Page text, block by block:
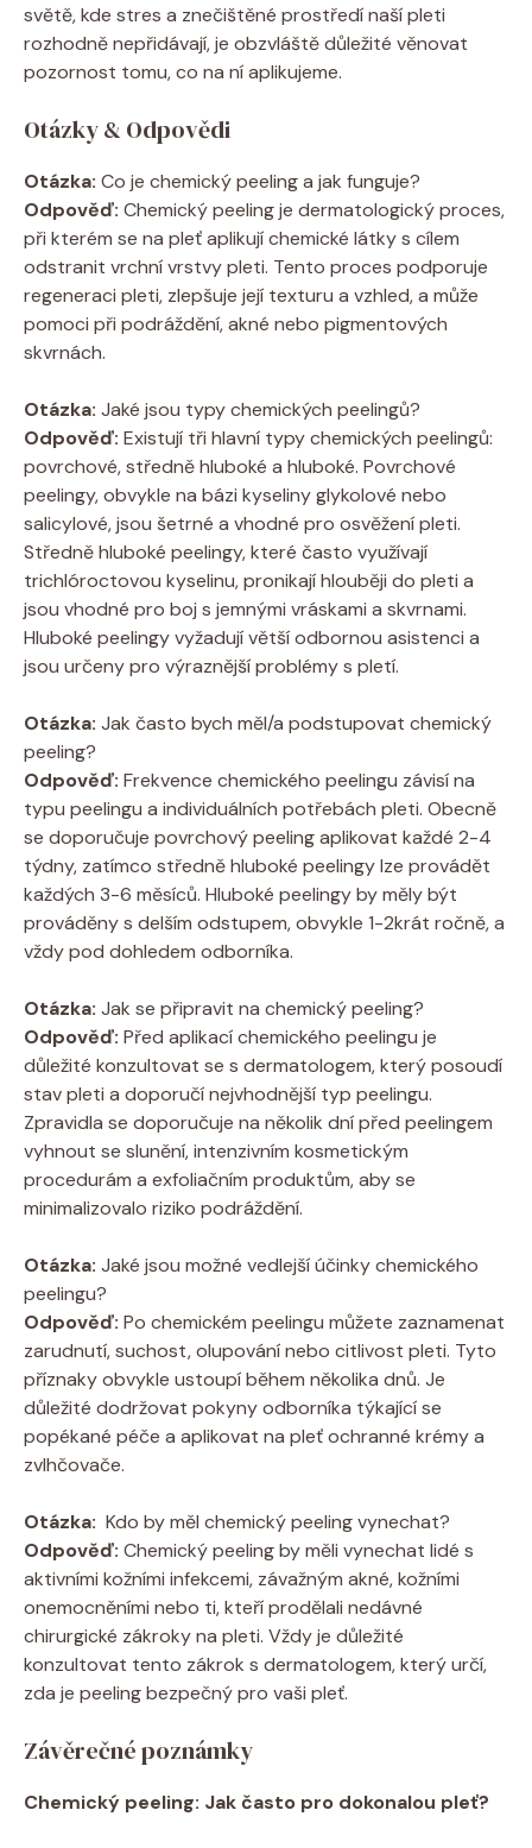
světě, kde stres a znečištěné prostředí⁢ naší pleti
rozhodně nepřidávají, je obzvláště důležité‌ věnovat
pozornost tomu, co na ní ⁤aplikujeme.
Otázky & Odpovědi
Otázka: Co je chemický peeling a jak funguje? ⁢
Odpověď: Chemický peeling je dermatologický proces,‌
při kterém se na ‌pleť aplikují chemické látky s cílem
odstranit vrchní vrstvy pleti. Tento proces podporuje
regeneraci pleti, zlepšuje její texturu a vzhled, ‌a může
pomoci při podráždění, ⁤akné nebo⁣ pigmentových
skvrnách.
Otázka: Jaké jsou ⁢typy chemických peelingů? ⁣
Odpověď: Existují⁢ tři hlavní typy chemických peelingů:
povrchové, středně hluboké a ​hluboké. Povrchové
peelingy, obvykle na bázi kyseliny glykolové ‍nebo
⁢salicylové, jsou šetrné a vhodné pro osvěžení pleti.
⁣Středně hluboké peelingy, které ​často využívají
trichlóroctovou kyselinu, pronikají hlouběji do pleti a
jsou vhodné pro boj s jemnými vráskami a skvrnami.
Hluboké peelingy vyžadují větší​ odbornou asistenci ‍a
jsou určeny pro výraznější problémy s ‍pletí.
Otázka: Jak často bych měl/a podstupovat chemický
peeling?
Odpověď: Frekvence chemického peelingu závisí na
typu ​peelingu a individuálních potřebách pleti. Obecně
se ⁣doporučuje povrchový peeling aplikovat každé 2-4
týdny, zatímco středně ⁤hluboké⁢ peelingy lze provádět
každých ‌3-6 ‍měsíců. Hluboké peelingy by ‌měly být
prováděny s⁤ delším odstupem, obvykle 1-2krát ročně, a
vždy pod dohledem odborníka.
Otázka: Jak se připravit ⁤na chemický peeling?
Odpověď: Před aplikací chemického peelingu je
‌důležité konzultovat se s dermatologem, který ⁣posoudí
⁤stav ⁢pleti a doporučí nejvhodnější typ peelingu.
Zpravidla ⁣se doporučuje na několik dní před peelingem
vyhnout se slunění, intenzivním kosmetickým
procedurám a exfoliačním produktům, aby se
minimalizovalo riziko podráždění.
Otázka: Jaké jsou ​možné‌ vedlejší účinky chemického
peelingu?
Odpověď: Po chemickém ‍peelingu můžete zaznamenat
zarudnutí, suchost, ‍olupování nebo citlivost pleti. Tyto
příznaky obvykle ⁢ustoupí během několika dnů. Je
důležité dodržovat pokyny odborníka týkající se
popékané péče a aplikovat na pleť ochranné ⁣krémy a
zvlhčovače.
Otázka: ​ Kdo by měl chemický peeling vynechat?
Odpověď: Chemický peeling by měli vynechat lidé⁣ s
aktivními kožními⁢ infekcemi, závažným ​akné, kožními
onemocněními nebo ti, kteří prodělali nedávné
chirurgické zákroky na pleti.⁤ Vždy je důležité
konzultovat tento zákrok s dermatologem, který určí,
zda je peeling​ bezpečný pro vaši pleť.
Závěrečné poznámky
Chemický peeling: Jak ⁣často pro dokonalou pleť?